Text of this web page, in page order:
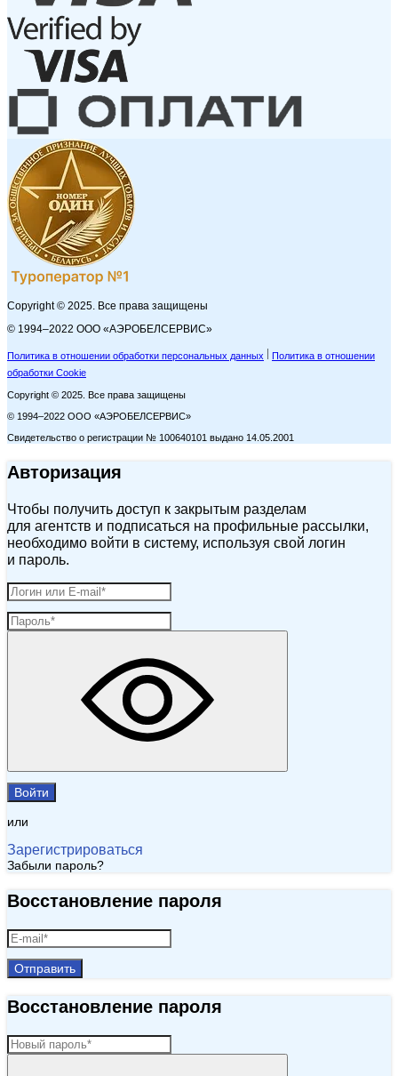
Copyright © 2025. Все права защищены
© 1994–2022 ООО «АЭРОБЕЛСЕРВИС»
Политика в отношении обработки персональных данных
Политика в отношении
обработки Cookie
Copyright © 2025. Все права защищены
© 1994–2022 ООО «АЭРОБЕЛСЕРВИС»
Свидетельство о регистрации № 100640101 выдано 14.05.2001
Авторизация
Чтобы получить доступ к закрытым разделам
для агентств и подписаться на профильные рассылки,
необходимо войти в систему, используя свой логин
и пароль.
Войти
или
Зарегистрироваться
Забыли пароль?
Восстановление пароля
Отправить
Восстановление пароля